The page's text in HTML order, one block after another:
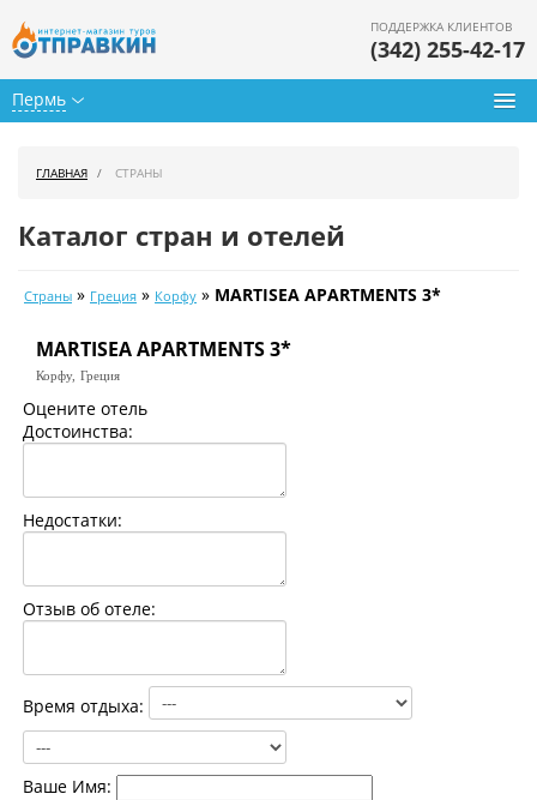
Пермь
ПОДДЕРЖКА КЛИЕНТОВ
(342) 255-42-17
Календарь туров
Цены дня
Страны
ГЛАВНАЯ СТРАНЫ
Каталог стран и отелей
Страны » Греция » Корфу » MARTISEA APARTMENTS 3*
MARTISEA APARTMENTS 3*
Корфу, Греция
Оцените отель
Достоинства:
Недостатки:
Отзыв об отеле:
Время отдыха:
Ваше Имя: